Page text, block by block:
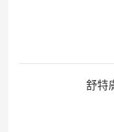
舒特